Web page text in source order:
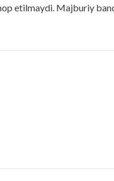
etilmaydi. Majburiy